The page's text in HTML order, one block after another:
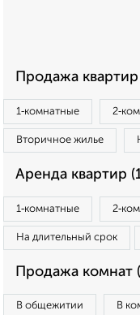
Продажа
1‑комнатные
Вторичное жилье
Аренда квартир
1‑комнатные
На длительный срок
Продажа комнат
В общежитии В